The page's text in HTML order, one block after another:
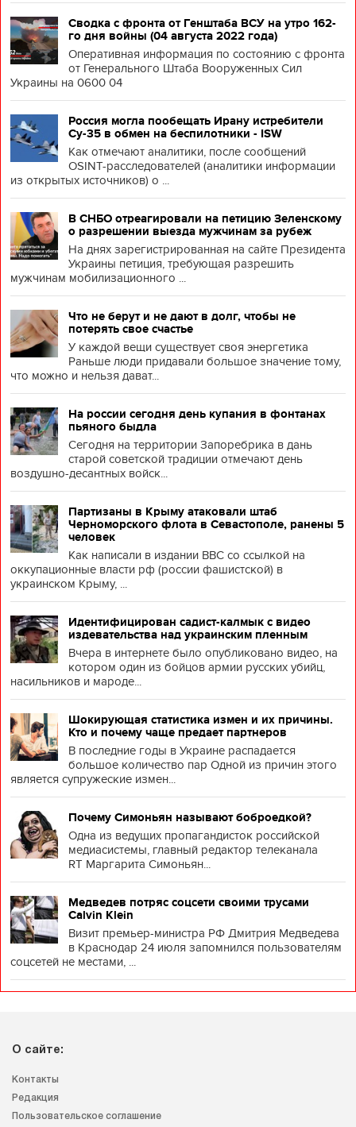
Сводка с фронта от Генштаба ВСУ на утро 162-
го дня войны (04 августа 2022 года)
Оперативная информация по состоянию с фронта
от Генерального Штаба Вооруженных Сил
Украины на 0600 04
Россия могла пообещать Ирану истребители
Су-35 в обмен на беспилотники - ISW
Как отмечают аналитики, после сообщений
OSINT-расследователей (аналитики информации
из открытых источников) о ...
В СНБО отреагировали на петицию Зеленскому
о разрешении выезда мужчинам за рубеж
На днях зарегистрированная на сайте Президента
Украины петиция, требующая разрешить
мужчинам мобилизационного ...
Что не берут и не дают в долг, чтобы не
потерять свое счастье
У каждой вещи существует своя энергетика
Раньше люди придавали большое значение тому,
что можно и нельзя дават...
На россии сегодня день купания в фонтанах
пьяного быдла
Сегодня на территории Запоребрика в дань
старой советской традиции отмечают день
воздушно-десантных войск...
Партизаны в Крыму атаковали штаб
Черноморского флота в Севастополе, ранены 5
человек
Как написали в издании BBC со ссылкой на
оккупационные власти рф (россии фашистской) в
украинском Крыму, ...
Идентифицирован садист-калмык с видео
издевательства над украинским пленным
Вчера в интернете было опубликовано видео, на
котором один из бойцов армии русских убийц,
насильников и мароде...
Шокирующая статистика измен и их причины.
Кто и почему чаще предает партнеров
В последние годы в Украине распадается
большое количество пар Одной из причин этого
является супружеские измен...
Почему Симоньян называют боброедкой?
Одна из ведущих пропагандисток российской
медиасистемы, главный редактор телеканала
RT Маргарита Симоньян...
Медведев потряс соцсети своими трусами
Calvin Klein
Визит премьер-министра РФ Дмитрия Медведева
в Краснодар 24 июля запомнился пользователям
соцсетей не местами, ...
О сайте:
Контакты
Редакция
Пользовательское соглашение